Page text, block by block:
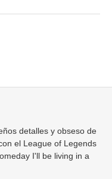
detalles y obseso de
el League of Legends
I'll be living in a